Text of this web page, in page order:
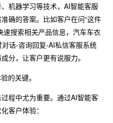
机器学习等技术，AI智能客服
确的答案。比如客户在问“这件
速搜索相关产品信息，汽车车衣
话-咨询回复-AI私信客服系统
分，让客户更有说服力。
的关键。
程中尤为重要。通过AI智能客
客户体验：